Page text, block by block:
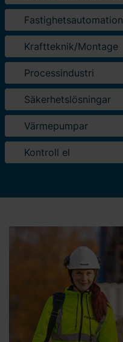
Fastighetsautomation
Kraftteknik/Montage
Processindustri
Säkerhetslösningar
Värmepumpar
Kontroll el